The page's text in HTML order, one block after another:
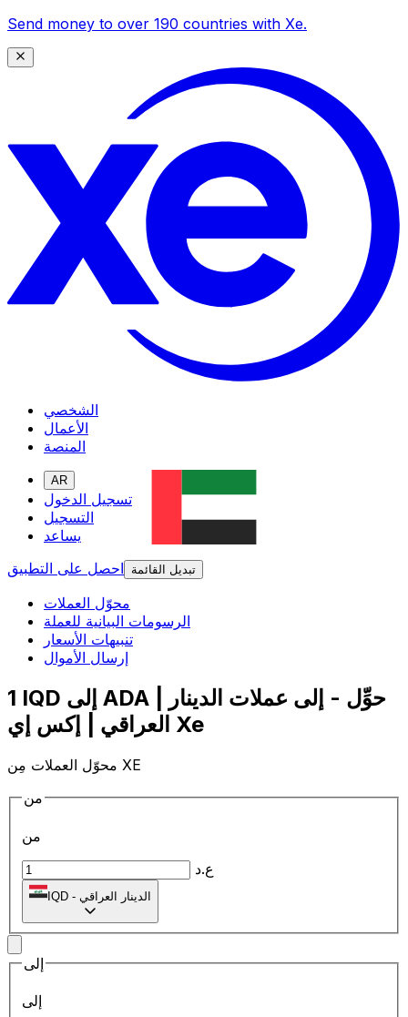
Send money to over 190 countries with Xe.
الشخصي
الأعمال
المنصة
AR
تسجيل الدخول
التسجيل
يساعد
احصل على التطبيق
تبديل القائمة
محوّل العملات
الرسومات البيانية للعملة
تنبيهات الأسعار
إرسال الأموال
1 IQD إلى ADA | حوِّل - إلى عملات الدينار
العراقي | إكس إي Xe
محوّل العملات مِن XE
من
من
ع.د
IQD - الدينار العراقي
إلى
إلى